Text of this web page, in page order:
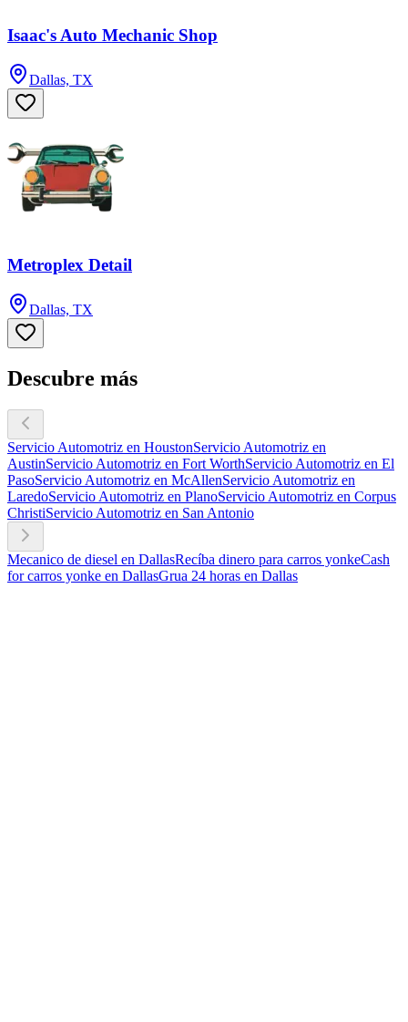
Isaac's Auto Mechanic Shop
Dallas, TX
Metroplex Detail
Dallas, TX
Descubre más
Servicio Automotriz en HoustonServicio Automotriz en
AustinServicio Automotriz en Fort WorthServicio Automotriz en El
PasoServicio Automotriz en McAllenServicio Automotriz en
LaredoServicio Automotriz en PlanoServicio Automotriz en Corpus
ChristiServicio Automotriz en San Antonio
Mecanico de diesel en DallasRecíba dinero para carros yonkeCash
for carros yonke en DallasGrua 24 horas en Dallas